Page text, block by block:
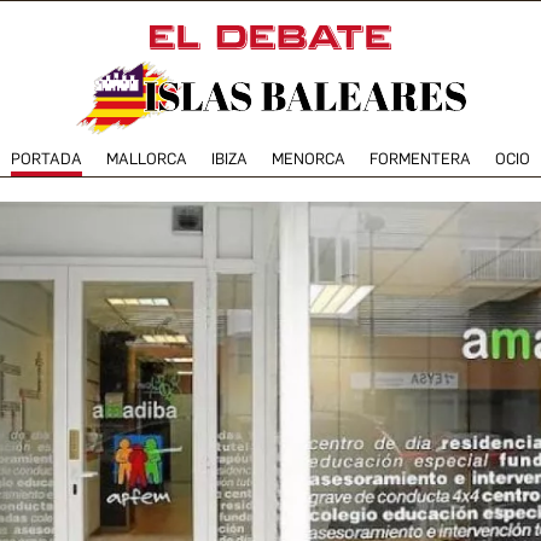
PORTADA MALLORCA IBIZA MENORCA FORMENTERA OCIO